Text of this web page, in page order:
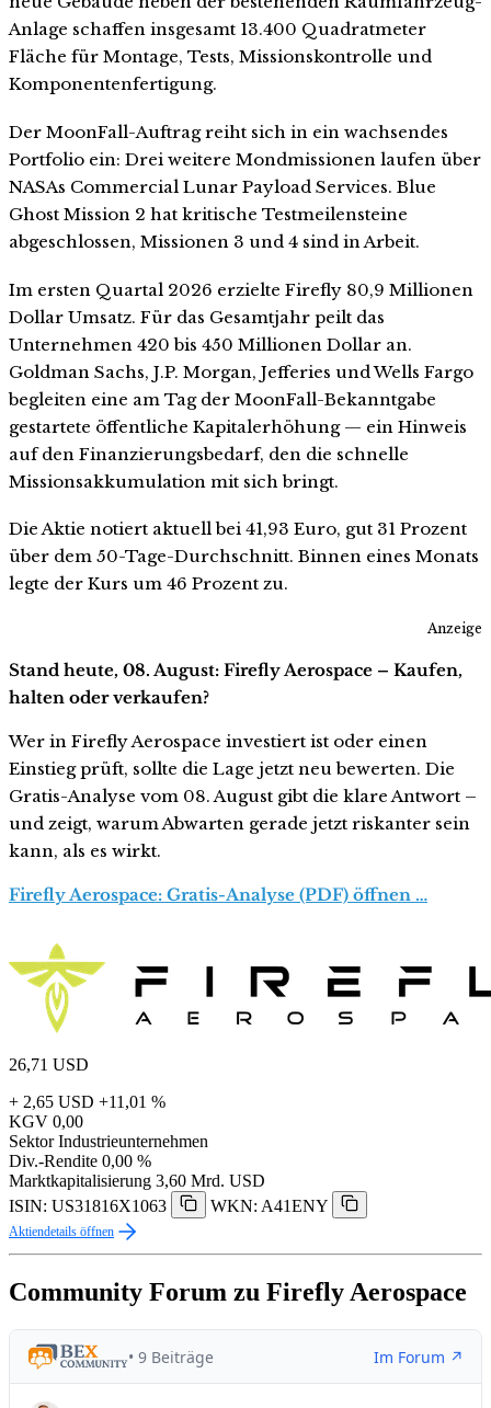
Anlage schaffen insgesamt 13.400 Quadratmeter
Fläche für Montage, Tests, Missionskontrolle und
Komponentenfertigung.
Der MoonFall-Auftrag reiht sich in ein wachsendes
Portfolio ein: Drei weitere Mondmissionen laufen über
NASAs Commercial Lunar Payload Services. Blue
Ghost Mission 2 hat kritische Testmeilensteine
abgeschlossen, Missionen 3 und 4 sind in Arbeit.
Im ersten Quartal 2026 erzielte Firefly 80,9 Millionen
Dollar Umsatz. Für das Gesamtjahr peilt das
Unternehmen 420 bis 450 Millionen Dollar an.
Goldman Sachs, J.P. Morgan, Jefferies und Wells Fargo
begleiten eine am Tag der MoonFall-Bekanntgabe
gestartete öffentliche Kapitalerhöhung — ein Hinweis
auf den Finanzierungsbedarf, den die schnelle
Missionsakkumulation mit sich bringt.
Die Aktie notiert aktuell bei 41,93 Euro, gut 31 Prozent
über dem 50-Tage-Durchschnitt. Binnen eines Monats
legte der Kurs um 46 Prozent zu.
Anzeige
Stand heute, 08. August: Firefly Aerospace – Kaufen,
halten oder verkaufen?
Wer in Firefly Aerospace investiert ist oder einen
Einstieg prüft, sollte die Lage jetzt neu bewerten. Die
Gratis-Analyse vom 08. August gibt die klare Antwort –
und zeigt, warum Abwarten gerade jetzt riskanter sein
kann, als es wirkt.
Firefly Aerospace: Gratis-Analyse (PDF) öffnen …
26,71 USD
+ 2,65 USD +11,01 %
KGV 0,00
Sektor Industrieunternehmen
Div.-Rendite 0,00 %
Marktkapitalisierung 3,60 Mrd. USD
ISIN: US31816X1063
WKN: A41ENY
Aktiendetails öffnen
Community Forum zu Firefly Aerospace